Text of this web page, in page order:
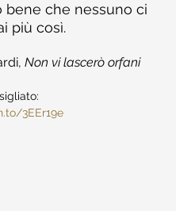
bene che nessuno ci
più così.
Non vi lascerò orfani
3EEr19e